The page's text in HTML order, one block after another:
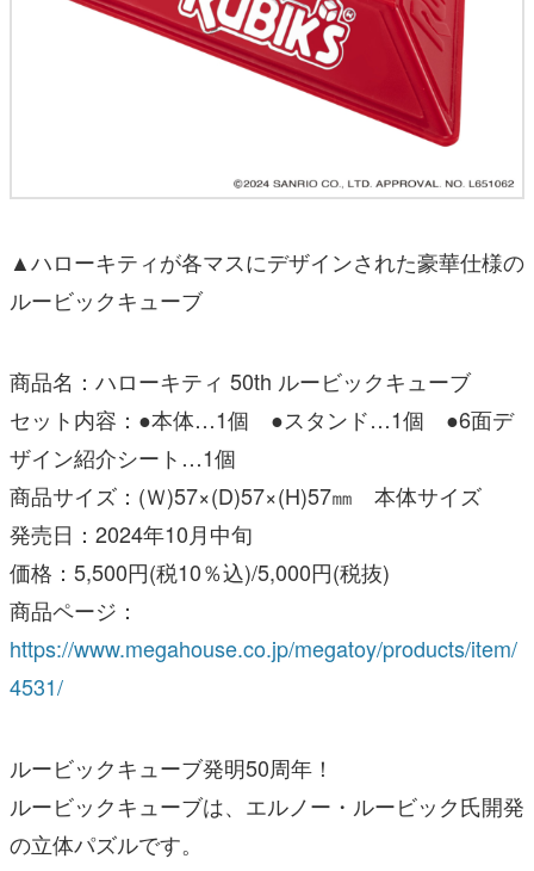
▲ハローキティが各マスにデザインされた豪華仕様の
ルービックキューブ
商品名：ハローキティ 50th ルービックキューブ
セット内容：●本体…1個 ●スタンド…1個 ●6面デ
ザイン紹介シート…1個
商品サイズ：(Ｗ)57×(D)57×(H)57㎜ 本体サイズ
発売日：2024年10月中旬
価格：5,500円(税10％込)/5,000円(税抜)
商品ページ：
https://www.megahouse.co.jp/megatoy/products/item/
4531/
ルービックキューブ発明50周年！
ルービックキューブは、エルノー・ルービック氏開発
の立体パズルです。